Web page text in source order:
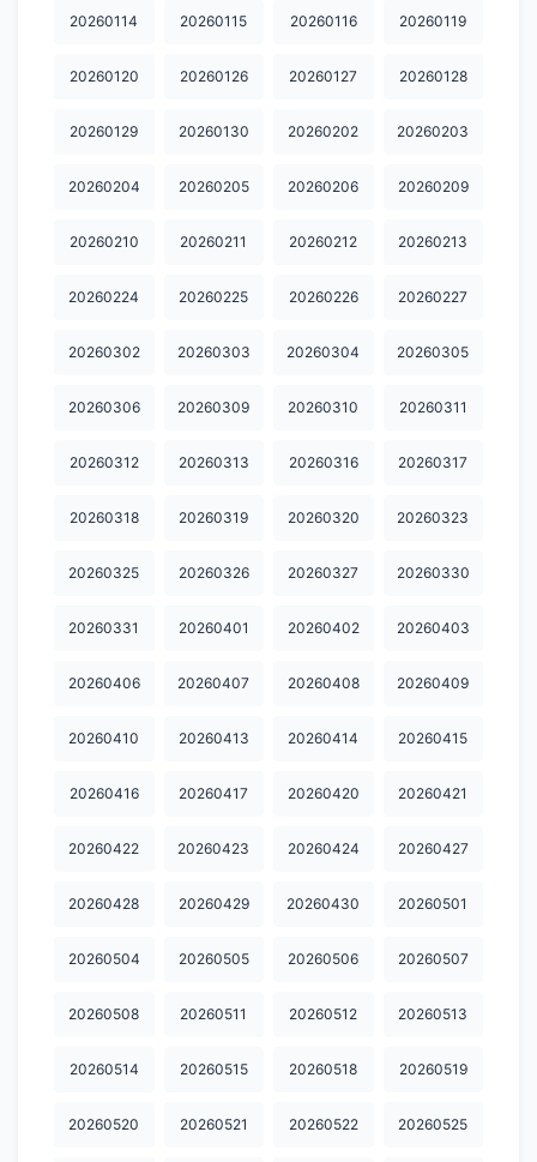
20260114 20260115 20260116 20260119
20260120 20260126 20260127 20260128
20260129 20260130 20260202 20260203
20260204 20260205 20260206 20260209
20260210 20260211 20260212 20260213
20260224 20260225 20260226 20260227
20260302 20260303 20260304 20260305
20260306 20260309 20260310 20260311
20260312 20260313 20260316 20260317
20260318 20260319 20260320 20260323
20260325 20260326 20260327 20260330
20260331 20260401 20260402 20260403
20260406 20260407 20260408 20260409
20260410 20260413 20260414 20260415
20260416 20260417 20260420 20260421
20260422 20260423 20260424 20260427
20260428 20260429 20260430 20260501
20260504 20260505 20260506 20260507
20260508 20260511 20260512 20260513
20260514 20260515 20260518 20260519
20260520 20260521 20260522 20260525